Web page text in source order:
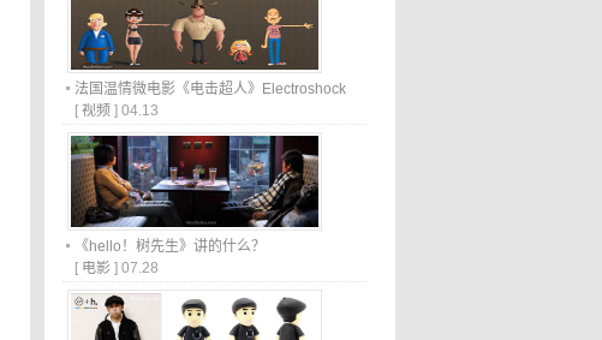
法国温情微电影《电击超人》Electroshock
[ 视频 ] 04.13
《hello！树先生》讲的什么？
[ 电影 ] 07.28